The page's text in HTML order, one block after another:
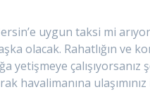
uygun taksi mi
olacak. Rahatlığın ve
yetişmeye
havalimanına